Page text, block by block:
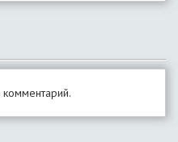
комментарий.